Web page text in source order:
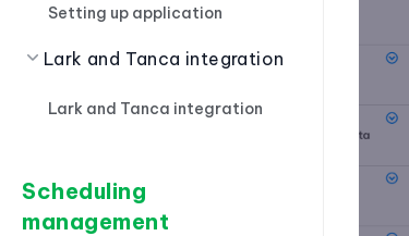
Setting up application
Lark and Tanca integration
Lark and Tanca integration
Scheduling
management